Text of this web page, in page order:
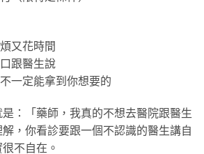
又花時間
跟醫生說
一定能拿到你想要的
：「藥師，我真的不想去醫院跟醫生
，你看診要跟一個不認識的醫生講自
不自在。